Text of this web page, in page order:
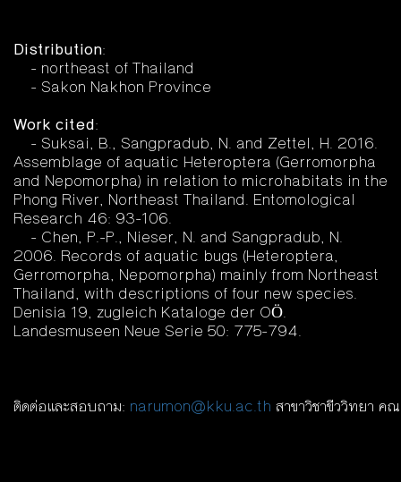
Distribution:
- northeast of Thailand
- Sakon Nakhon Province
Work cited:
- Suksai, B., Sangpradub, N. and Zettel, H. 2016.
Assemblage of aquatic Heteroptera (Gerromorpha
and Nepomorpha) in relation to microhabitats in the
Phong River, Northeast Thailand. Entomological
Research 46: 93-106.
- Chen, P.-P., Nieser, N. and Sangpradub, N.
2006. Records of aquatic bugs (Heteroptera,
Gerromorpha, Nepomorpha) mainly from Northeast
Thailand, with descriptions of four new species.
Denisia 19, zugleich Kataloge der OÖ.
Landesmuseen Neue Serie 50: 775-794.
ติดต่อและสอบถาม: narumon@kku.ac.th สาขาวิชาขีววิทยา